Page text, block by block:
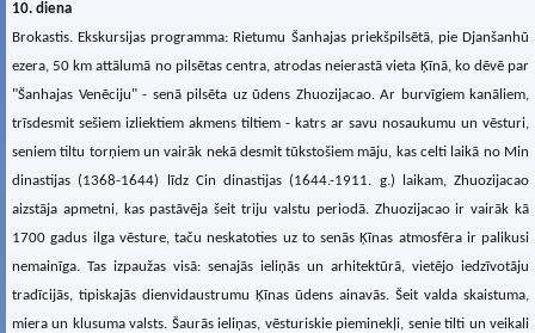
10. diena
Brokastis. Ekskursijas programma: Rietumu Šanhajas priekšpilsētā, pie Djanšanhū
ezera, 50 km attālumā no pilsētas centra, atrodas neierastā vieta Ķīnā, ko dēvē par
"Šanhajas Venēciju" - senā pilsēta uz ūdens Zhuozijacao. Ar burvīgiem kanāliem,
trīsdesmit sešiem izliektiem akmens tiltiem - katrs ar savu nosaukumu un vēsturi,
seniem tiltu torņiem un vairāk nekā desmit tūkstošiem māju, kas celti laikā no Min
dinastijas (1368-1644) līdz Cin dinastijas (1644.-1911. g.) laikam, Zhuozijacao
aizstāja apmetni, kas pastāvēja šeit triju valstu periodā. Zhuozijacao ir vairāk kā
1700 gadus ilga vēsture, taču neskatoties uz to senās Ķīnas atmosfēra ir palikusi
nemainīga. Tas izpaužas visā: senajās ieliņās un arhitektūrā, vietējo iedzīvotāju
tradīcijās, tipiskajās dienvidaustrumu Ķīnas ūdens ainavās. Šeit valda skaistuma,
miera un klusuma valsts. Šaurās ieliņas, vēsturiskie pieminekļi, senie tilti un veikali